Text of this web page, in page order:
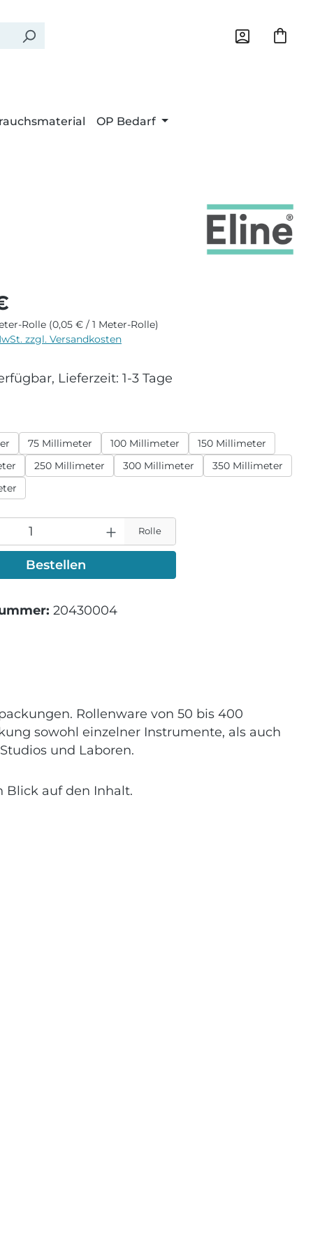
OP Bedarf
Rolle (0,05 € / 1 Meter-Rolle)
zzgl. Versandkosten
Lieferzeit: 1-3 Tage
75 Millimeter 100 Millimeter
150 Millimeter
250 Millimeter 300 Millimeter
350 Millimeter
Rolle
Bestellen
20430004
Rollenware von 50 bis 400
sowohl einzelner Instrumente, als auch
und Laboren.
Blick auf den Inhalt.